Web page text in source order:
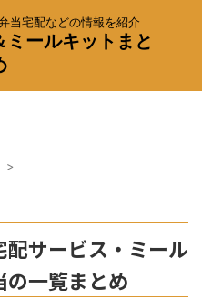
当宅配などの情報を紹介
ールキットまと
>
サービス・ミール
の一覧まとめ